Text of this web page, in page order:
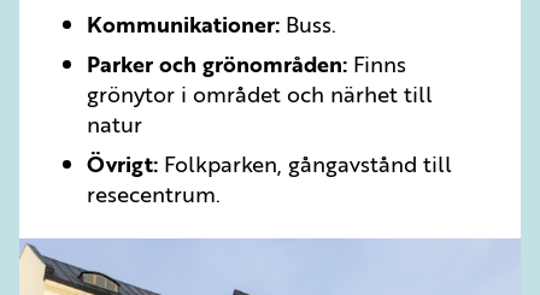
Kommunikationer: Buss.
Parker och grönområden: Finns
grönytor i området och närhet till
natur
Övrigt: Folkparken, gångavstånd till
resecentrum.